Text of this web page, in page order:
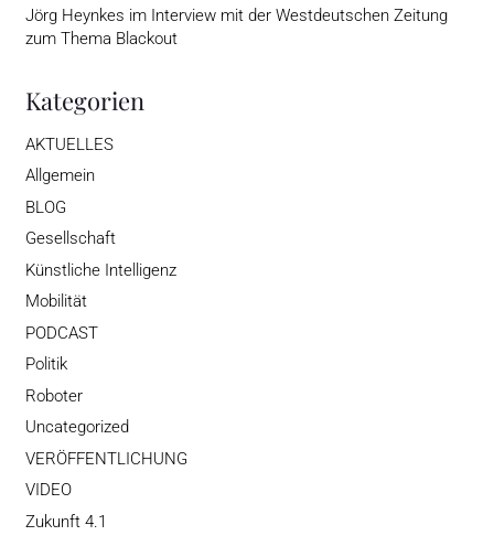
Jörg Heynkes im Interview mit der Westdeutschen Zeitung
zum Thema Blackout
Kategorien
AKTUELLES
Allgemein
BLOG
Gesellschaft
Künstliche Intelligenz
Mobilität
PODCAST
Politik
Roboter
Uncategorized
VERÖFFENTLICHUNG
VIDEO
Zukunft 4.1